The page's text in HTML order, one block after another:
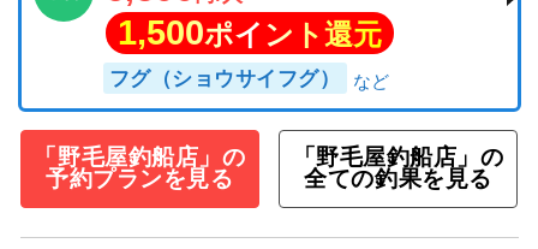
1,500ポイント還元
フグ（ショウサイフグ）
「野毛屋釣船店」の
予約プランを見る
「野毛屋釣船店」の
全ての釣果を見る